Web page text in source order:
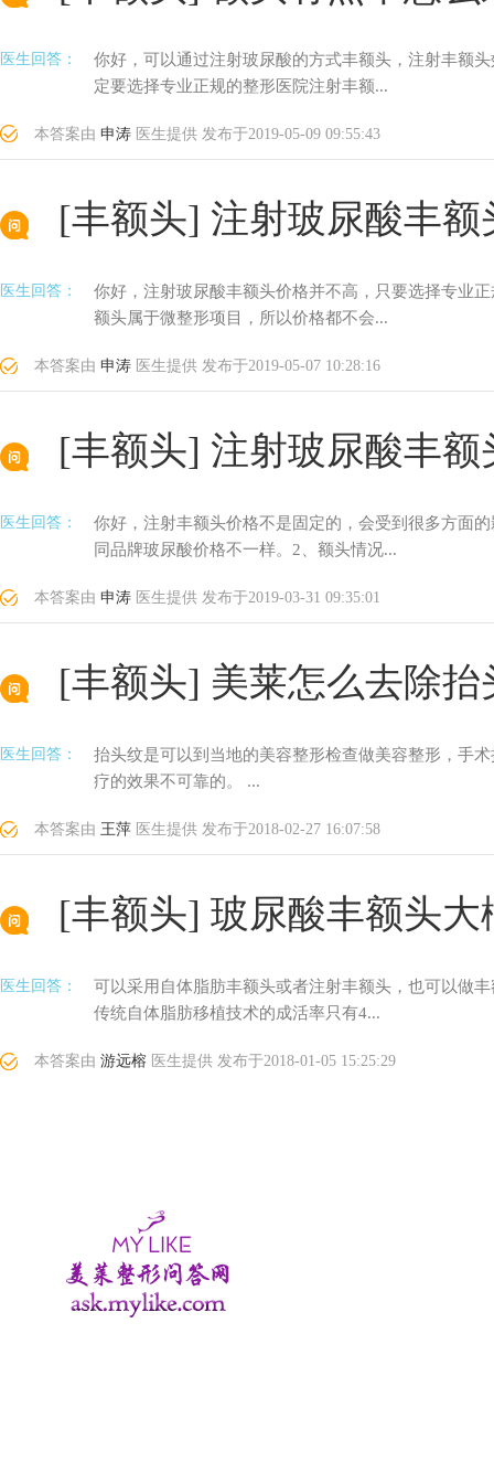
医生回答：
你好，可以通过注射玻尿酸的方式丰额头，注射丰额
定要选择专业正规的整形医院注射丰额...
本答案由 申涛 医生提供 发布于2019-05-09 09:55:43
[丰额头] 注射玻尿酸丰额
医生回答：
你好，注射玻尿酸丰额头价格并不高，只要选择专业
额头属于微整形项目，所以价格都不会...
本答案由 申涛 医生提供 发布于2019-05-07 10:28:16
[丰额头] 注射玻尿酸丰额
医生回答：
你好，注射丰额头价格不是固定的，会受到很多方面
同品牌玻尿酸价格不一样。2、额头情况...
本答案由 申涛 医生提供 发布于2019-03-31 09:35:01
[丰额头] 美莱怎么去除抬
医生回答：
抬头纹是可以到当地的美容整形检查做美容整形，手
疗的效果不可靠的。 ...
本答案由 王萍 医生提供 发布于2018-02-27 16:07:58
[丰额头] 玻尿酸丰额头大
医生回答：
可以采用自体脂肪丰额头或者注射丰额头，也可以做
传统自体脂肪移植技术的成活率只有4...
本答案由 游远榕 医生提供 发布于2018-01-05 15:25:29